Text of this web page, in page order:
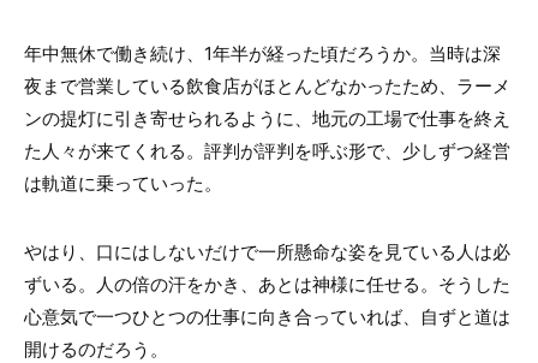
年中無休で働き続け、 1年半が経った頃だろうか。当時は深
夜まで営業している飲食店がほとんどなかったため、ラーメ
ンの提灯に引き寄せられるように、地元の工場で仕事を終え
た人々が来てくれる。評判が評判を呼ぶ形で、少しずつ経営
は軌道に乗っていった。
やはり、口にはしないだけで一所懸命な姿を見ている人は必
ずいる。人の倍の汗をかき、あとは神様に任せる。そうした
心意気で一つひとつの仕事に向き合っていれば、自ずと道は
開けるのだろう。